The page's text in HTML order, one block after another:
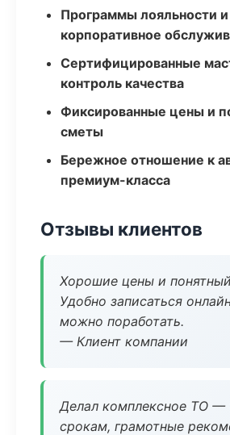
Программы лояльности и
корпоративное
Сертифицированные
контроль качества
Фиксированные цены и
сметы
Бережное отношение к
премиум-класса
Отзывы клиентов
Хорошие цены и
Удобно записаться
можно поработать.
— Клиент компании
Делал комплексное ТО —
срокам, грамотные